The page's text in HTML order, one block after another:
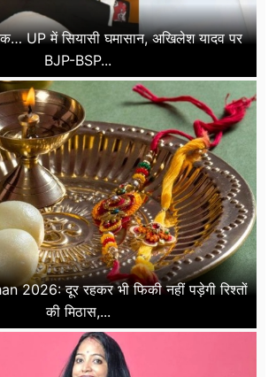
UP में सियासी घमासान, अखिलेश यादव पर
BJP-BSP...
2026: दूर रहकर भी फिकी नहीं पड़ेगी रिश्तों
की मिठास,...